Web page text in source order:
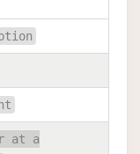
at a